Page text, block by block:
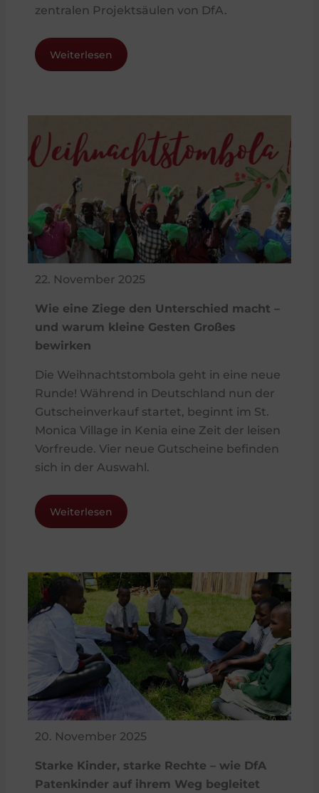
zentralen Projektsäulen von DfA.
Weiterlesen
22. November 2025
Wie eine Ziege den Unterschied macht –
und warum kleine Gesten Großes
bewirken
Die Weihnachtstombola geht in eine neue
Runde! Während in Deutschland nun der
Gutscheinverkauf startet, beginnt im St.
Monica Village in Kenia eine Zeit der leisen
Vorfreude. Vier neue Gutscheine befinden
sich in der Auswahl.
Weiterlesen
20. November 2025
Starke Kinder, starke Rechte – wie DfA
Patenkinder auf ihrem Weg begleitet